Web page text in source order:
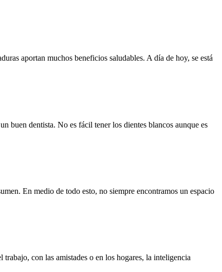
aportan muchos beneficios saludables. A día de hoy, se está
buen dentista. No es fácil tener los dientes blancos aunque es
En medio de todo esto, no siempre encontramos un espacio
con las amistades o en los hogares, la inteligencia